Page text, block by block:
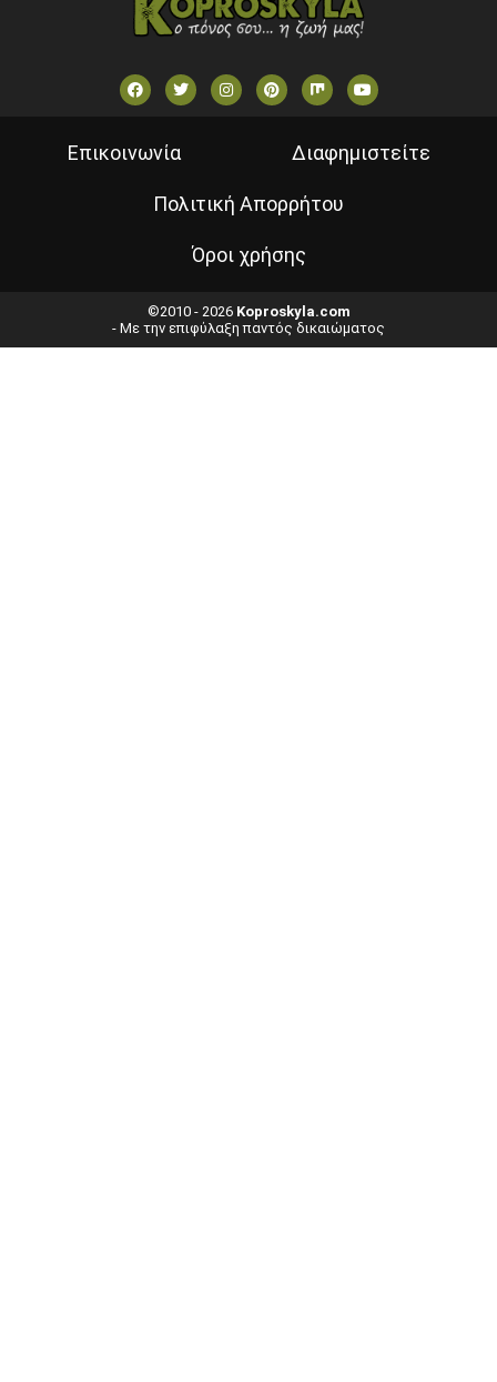
Επικοινωνία Διαφημιστείτε
Πολιτική Απορρήτου
Όροι χρήσης
©2010 - 2026 Koproskyla.com
- Με την επιφύλαξη παντός δικαιώματος